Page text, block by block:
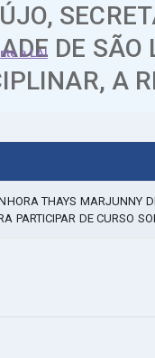
a LAI DE
A
THAYS MARJUNNY
PARTICIPAR DE CURSO